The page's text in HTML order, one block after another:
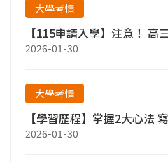
大學考情
【115申請入學】注意！ 高
2026-01-30
大學考情
【學習歷程】掌握2大心法
2026-01-30